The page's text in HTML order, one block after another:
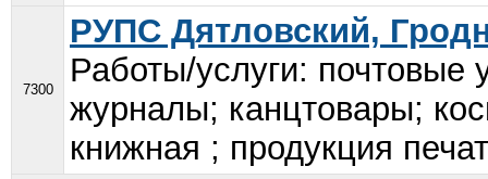
7300
РУПС Дятловский,
Работы/услуги: почтовые
журналы; канцтовары;
книжная ; продукция